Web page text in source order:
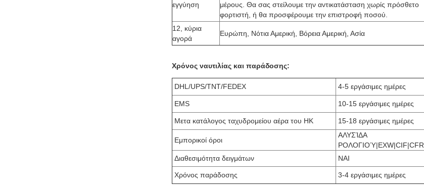
εγγύηση
μέρους. Θα σας στείλουμε την αντικατάσταση χωρίς πρόσθετο
φορτιστή, ή θα προσφέρουμε την επιστροφή ποσού.
12, κύρια
αγορά
Ευρώπη, Νότια Αμερική, Βόρεια Αμερική, Ασία
Χρόνος ναυτιλίας και παράδοσης:
DHL/UPS/TNT/FEDEX 4-5 εργάσιμες ημέρες
EMS 10-15 εργάσιμες ημέρες
Μετα κατάλογος ταχυδρομείου αέρα του HK 15-18 εργάσιμες ημέρες
Εμπορικοί όροι
ΑΛΥΣΊΔΑ
ΡΟΛΟΓΙΟΎ|EXW|CIF|CFR
Διαθεσιμότητα δειγμάτων
ΝΑΙ
Χρόνος παράδοσης 3-4 εργάσιμες ημέρες